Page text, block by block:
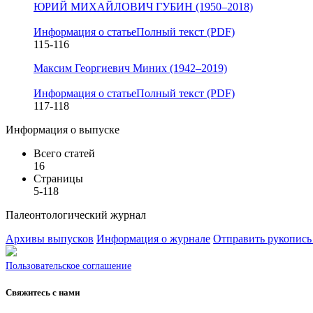
ЮРИЙ МИХАЙЛОВИЧ ГУБИН (1950–2018)
Информация о статьеПолный текст (PDF)
115-116
Максим Георгиевич Миних (1942–2019)
Информация о статьеПолный текст (PDF)
117-118
Информация о выпуске
Всего статей
16
Страницы
5-118
Палеонтологический журнал
Архивы выпусков Информация о журнале Отправить
Пользовательское соглашение
Свяжитесь с нами